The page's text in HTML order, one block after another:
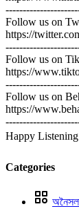
Follow us on
https://
Follow us on
https://
Follow us on
https://
Happy
Categories